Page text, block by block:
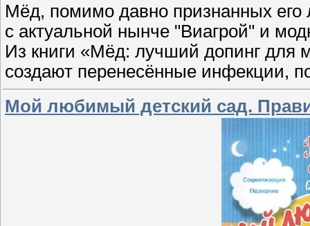
Мёд, помимо давно признанных его
с актуальной нынче "Виагрой" и
Из книги «Мёд: лучший допинг для
создают перенесённые инфекции,
Мой любимый детский сад.